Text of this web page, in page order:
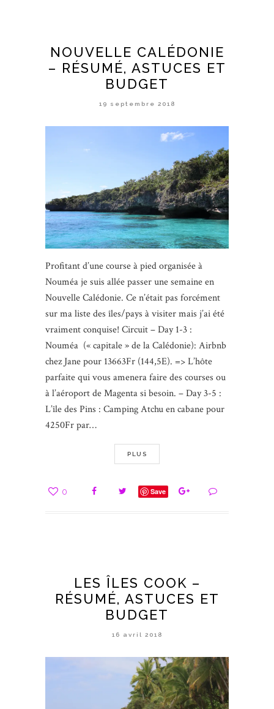
NOUVELLE CALÉDONIE
– RÉSUMÉ, ASTUCES ET
BUDGET
19 septembre 2018
Profitant d’une course à pied organisée à
Nouméa je suis allée passer une semaine en
Nouvelle Calédonie. Ce n’était pas forcément
sur ma liste des îles/pays à visiter mais j’ai été
vraiment conquise! Circuit – Day 1-3 :
Nouméa (« capitale » de la Calédonie): Airbnb
chez Jane pour 13663Fr (144,5E). => L’hôte
parfaite qui vous amenera faire des courses ou
à l’aéroport de Magenta si besoin. – Day 3-5 :
L’île des Pins : Camping Atchu en cabane pour
4250Fr par…
PLUS
0 Save
LES ÎLES COOK –
RÉSUMÉ, ASTUCES ET
BUDGET
16 avril 2018